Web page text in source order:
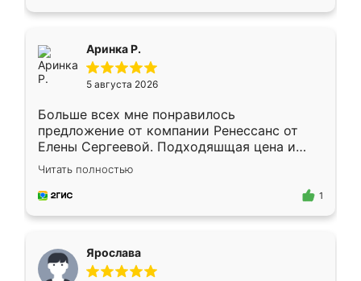
Аринка Р.
5 августа 2026
Больше всех мне понравилось
предложение от компании Ренессанс от
Елены Сергеевой. Подходяшщая цена и
короткие сроки изготовления. Приехавший
для замера сотрудник Владислав
предложил по моему эскизу самый
Читать полностью
1
Ярослава